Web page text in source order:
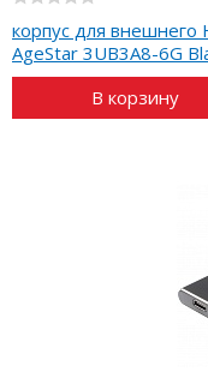
корпус для внешнего
AgeStar 3UB3A8-6G
В корзину